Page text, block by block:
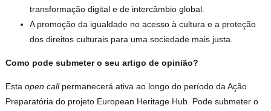
transformação digital e de intercâmbio global.
A promoção da igualdade no acesso à cultura e a proteção
dos direitos culturais para uma sociedade mais justa.
Como pode submeter o seu artigo de opinião?
Estaopen callpermanecerá ativa ao longo do período da Ação
Preparatória do projeto European Heritage Hub. Pode submeter o